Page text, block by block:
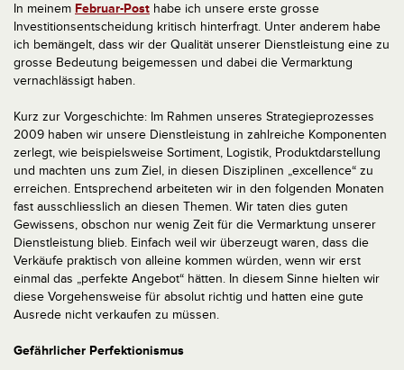
In meinem Februar-Post habe ich unsere erste grosse
Investitionsentscheidung kritisch hinterfragt. Unter anderem habe
ich bemängelt, dass wir der Qualität unserer Dienstleistung eine zu
grosse Bedeutung beigemessen und dabei die Vermarktung
vernachlässigt haben.
Kurz zur Vorgeschichte: Im Rahmen unseres Strategieprozesses
2009 haben wir unsere Dienstleistung in zahlreiche Komponenten
zerlegt, wie beispielsweise Sortiment, Logistik, Produktdarstellung
und machten uns zum Ziel, in diesen Disziplinen „excellence“ zu
erreichen. Entsprechend arbeiteten wir in den folgenden Monaten
fast ausschliesslich an diesen Themen. Wir taten dies guten
Gewissens, obschon nur wenig Zeit für die Vermarktung unserer
Dienstleistung blieb. Einfach weil wir überzeugt waren, dass die
Verkäufe praktisch von alleine kommen würden, wenn wir erst
einmal das „perfekte Angebot“ hätten. In diesem Sinne hielten wir
diese Vorgehensweise für absolut richtig und hatten eine gute
Ausrede nicht verkaufen zu müssen.
Gefährlicher Perfektionismus